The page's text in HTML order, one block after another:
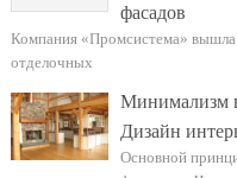
фасадов
Компания «Промсистема» вышла
отделочных
Минимализм
Дизайн
Основной